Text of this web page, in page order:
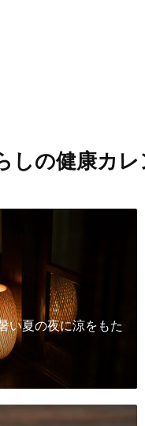
しの健康カ
夏の夜に涼をもた